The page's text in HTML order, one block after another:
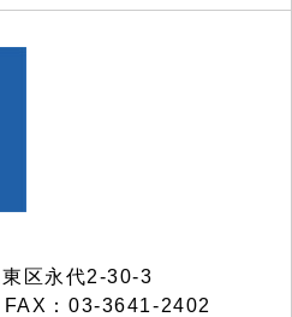
区永代2-30-3
：03-3641-2402